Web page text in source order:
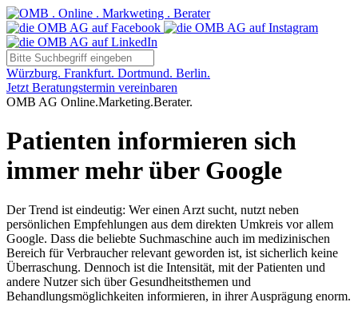
Würzburg. Frankfurt. Dortmund. Berlin.
Jetzt Beratungstermin vereinbaren
OMB AG Online.Marketing.Berater.
Patienten informieren sich
immer mehr über Google
Der Trend ist eindeutig: Wer einen Arzt sucht, nutzt neben
persönlichen Empfehlungen aus dem direkten Umkreis vor allem
Google. Dass die beliebte Suchmaschine auch im medizinischen
Bereich für Verbraucher relevant geworden ist, ist sicherlich keine
Überraschung. Dennoch ist die Intensität, mit der Patienten und
andere Nutzer sich über Gesundheitsthemen und
Behandlungsmöglichkeiten informieren, in ihrer Ausprägung enorm.